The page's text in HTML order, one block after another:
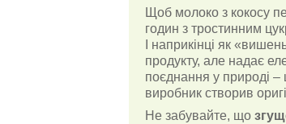
Щоб молоко з кокосу
годин з тростинним
І наприкінці як
продукту, але надає
поєднання у природі
виробник створив
Не забувайте, що